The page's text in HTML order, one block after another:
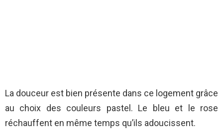
La douceur est bien présente dans ce logement grâce
au choix des couleurs pastel. Le bleu et le rose
réchauffent en même temps qu’ils adoucissent.